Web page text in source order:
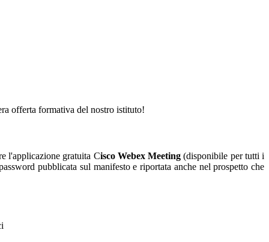
offerta formativa del nostro istituto!
l'applicazione gratuita Cisco Webex Meeting (disponibile per tutti i
pubblicata sul manifesto e riportata anche nel prospetto che